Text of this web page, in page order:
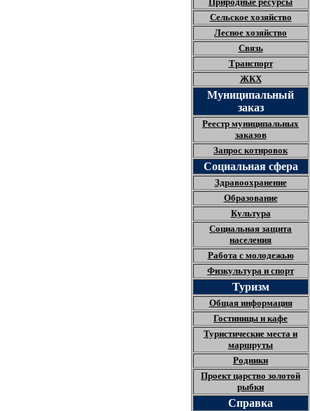
Сельское хозяйство
Лесное хозяйство
Связь
Транспорт
ЖКХ
Муниципальный
заказ
Реестр муниципальных
заказов
Запрос котировок
Социальная сфера
Здравоохранение
Образование
Культура
Социальная защита
населения
Работа с молодежью
Физкультура и спорт
Туризм
Общая информация
Гостиницы и кафе
Туристические места и
маршруты
Родники
Проект царство золотой
рыбки
Справка